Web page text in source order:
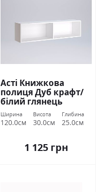
Асті Книжкова
полиця Дуб крафт/
білий глянець
Міромарк
Ширина
120.0см
Висота
30.0см
Глибина
25.0см
1 125 грн